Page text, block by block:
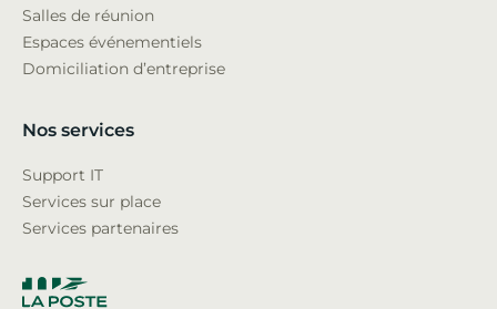
Salles de réunion
Espaces événementiels
Domiciliation d’entreprise
Nos services
Support IT
Services sur place
Services partenaires